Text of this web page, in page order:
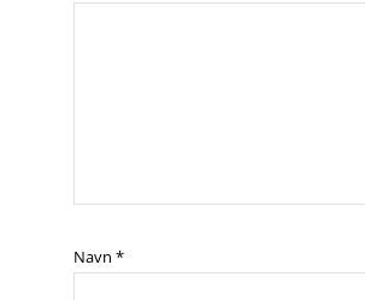
Navn*